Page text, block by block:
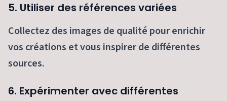
5. Utiliser des références variées
Collectez des images de qualité pour enrichir
vos créations et vous inspirer de différentes
sources.
6. Expérimenter avec différentes